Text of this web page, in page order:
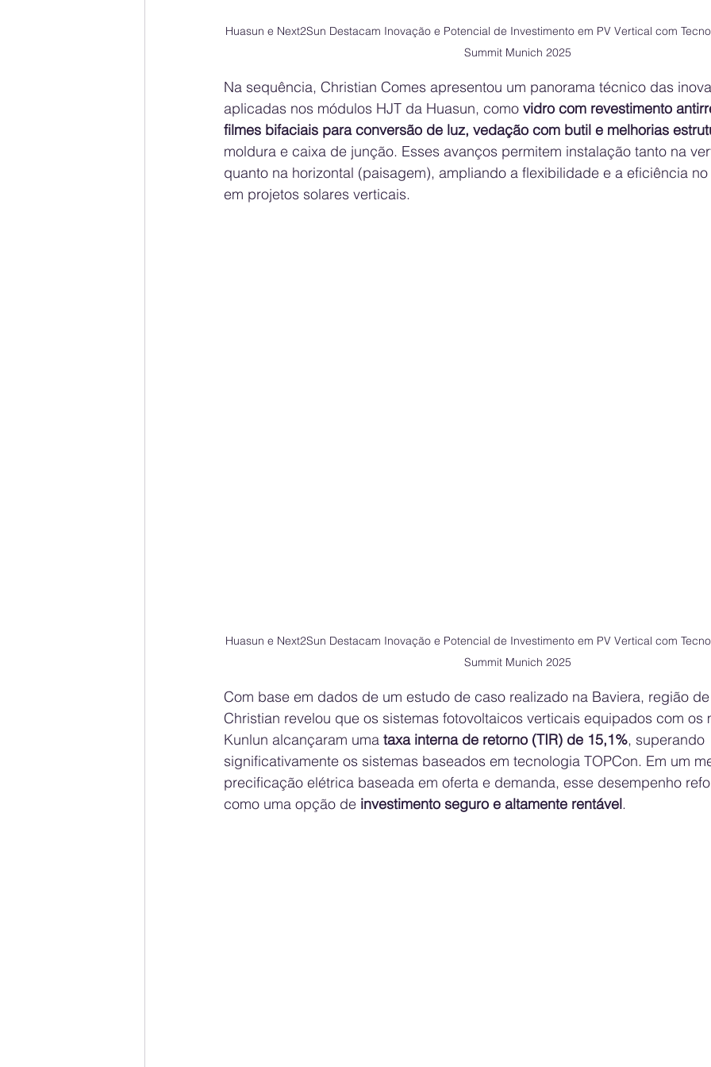
Huasun e Next2Sun Destacam Inovação e Potencial de Investimento em PV Vertical com
Summit Munich 2025
Na sequência, Christian Comes apresentou um panorama técnico das
aplicadas nos módulos HJT da Huasun, como vidro com revestimento
filmes bifaciais para conversão de luz, vedação com butil e melhorias
moldura e caixa de junção. Esses avanços permitem instalação tanto na
quanto na horizontal (paisagem), ampliando a flexibilidade e a eficiência
em projetos solares verticais.
Huasun e Next2Sun Destacam Inovação e Potencial de Investimento em PV Vertical com
Summit Munich 2025
Com base em dados de um estudo de caso realizado na Baviera, região
Christian revelou que os sistemas fotovoltaicos verticais equipados com os
Kunlun alcançaram uma taxa interna de retorno (TIR) de 15,1%, superando
significativamente os sistemas baseados em tecnologia TOPCon. Em um
precificação elétrica baseada em oferta e demanda, esse desempenho
como uma opção de investimento seguro e altamente rentável.